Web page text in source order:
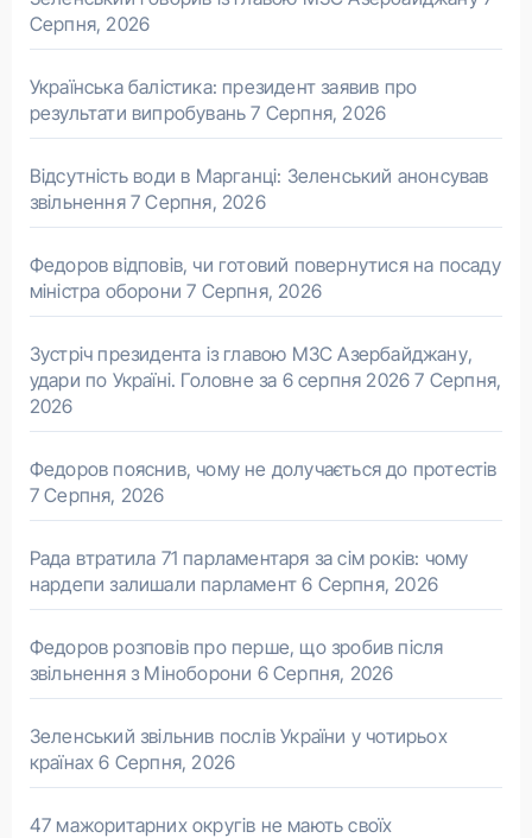
Серпня, 2026
Українська балістика: президент заявив про
результати випробувань 7 Серпня, 2026
Відсутність води в Марганці: Зеленський анонсував
звільнення 7 Серпня, 2026
Федоров відповів, чи готовий повернутися на посаду
міністра оборони 7 Серпня, 2026
Зустріч президента із главою МЗС Азербайджану,
удари по Україні. Головне за 6 серпня 2026 7 Серпня,
2026
Федоров пояснив, чому не долучається до протестів
7 Серпня, 2026
Рада втратила 71 парламентаря за сім років: чому
нардепи залишали парламент 6 Серпня, 2026
Федоров розповів про перше, що зробив після
звільнення з Міноборони 6 Серпня, 2026
Зеленський звільнив послів України у чотирьох
країнах 6 Серпня, 2026
47 мажоритарних округів не мають своїх